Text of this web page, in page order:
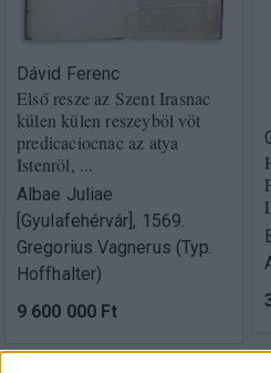
Dávid Ferenc
Első resze az Szent Irasnac
külen külen reszeyböl vöt
predicaciocnac az atya
Istenröl, ...
Albae Juliae
[Gyulafehérvár], 1569.
Gregorius Vagnerus (Typ.
Hoffhalter)
9 600 000 Ft